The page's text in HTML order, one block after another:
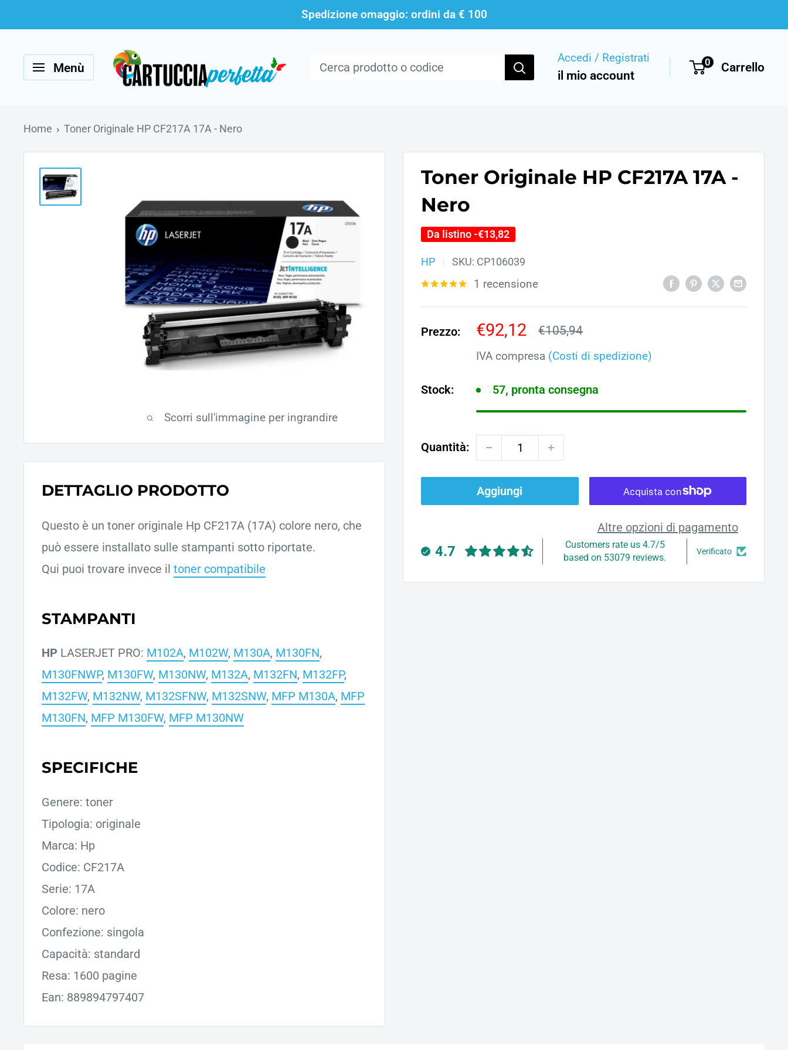
al
contenuto
Spedizione omaggio: ordini da € 100
Menù
Cartucciaperfetta Accedi / Registrati
il mio account
0 Carrello
Home Toner Originale HP CF217A 17A - Nero
Scorri sull'immagine per ingrandire
Toner Originale HP CF217A 17A -
Nero
Da listino -€13,82
HP SKU: CP106039
1 recensione
Prezzo:
Prezzo
scontato
€92,12 Prezzo
€105,94
IVA compresa (Costi di spedizione)
Stock: 57, pronta consegna
Quantità:
Aggiungi
Altre opzioni di pagamento
4.7
Customers rate us 4.7/5
based on 53079 reviews.
Verificato
DETTAGLIO PRODOTTO
Questo è un toner originale Hp CF217A (17A) colore nero, che
può essere installato sulle stampanti sotto riportate.
Qui puoi trovare invece il toner compatibile
STAMPANTI
HP LASERJET PRO: M102A, M102W, M130A, M130FN,
M130FNWP, M130FW, M130NW, M132A, M132FN, M132FP,
M132FW, M132NW, M132SFNW, M132SNW, MFP M130A, MFP
M130FN, MFP M130FW, MFP M130NW
SPECIFICHE
Genere: toner
Tipologia: originale
Marca: Hp
Codice: CF217A
Serie: 17A
Colore: nero
Confezione: singola
Capacità: standard
Resa: 1600 pagine
Ean: 889894797407